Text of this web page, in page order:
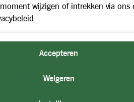
wijzigen of intrekken via ons
.
Accepteren
Weigeren